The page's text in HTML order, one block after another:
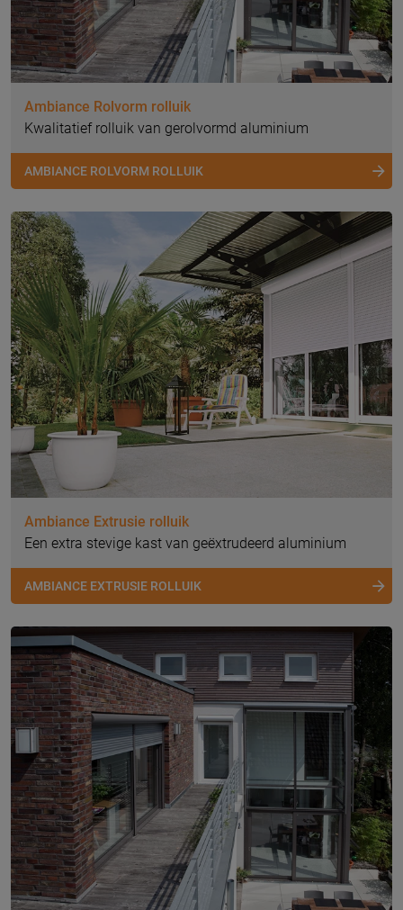
Ambiance Rolvorm rolluik
Kwalitatief rolluik van gerolvormd aluminium
AMBIANCE ROLVORM ROLLUIK
Ambiance Extrusie rolluik
Een extra stevige kast van geëxtrudeerd aluminium
AMBIANCE EXTRUSIE ROLLUIK